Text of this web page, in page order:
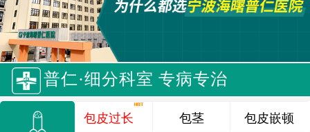
普仁·细分科室 专病专治
包皮过长 包茎 包皮嵌顿